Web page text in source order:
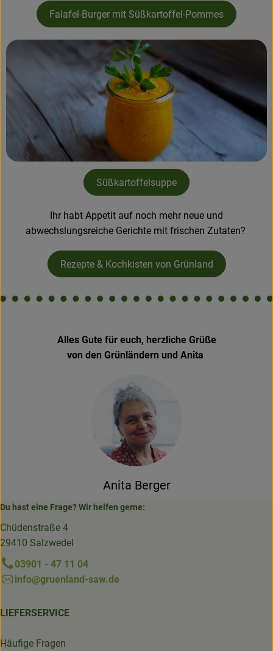
Falafel-Burger mit Süßkartoffel-Pommes
Süßkartoffelsuppe
Ihr habt Appetit auf noch mehr neue und
abwechslungsreiche Gerichte mit frischen Zutaten?
Rezepte & Kochkisten von Grünland
Alles Gute für euch, herzliche Grüße
von den Grünländern und Anita
Anita Berger
Du hast eine Frage? Wir helfen gerne:
Chüdenstraße 4
29410 Salzwedel
03901 - 47 11 04
info@gruenland-saw.de
LIEFERSERVICE
Häufige Fragen